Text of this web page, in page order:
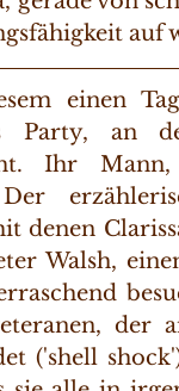
auf
einen
Party, an
Ihr
Der
denen
Walsh,
der
('shell